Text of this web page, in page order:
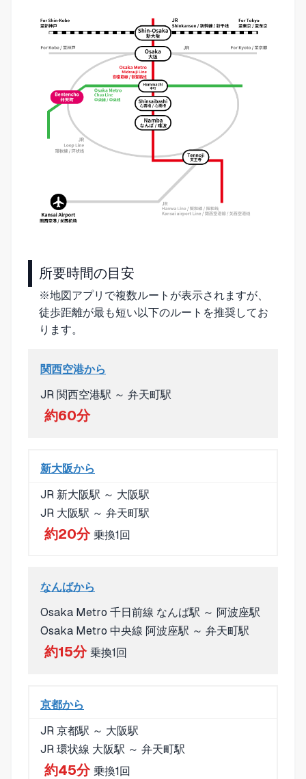
所要時間の目安
※地図アプリで複数ルートが表示されますが、
徒歩距離が最も短い以下のルートを推奨してお
ります。
関西空港から
JR 関西空港駅 ～ 弁天町駅
約60分
新大阪から
JR 新大阪駅 ～ 大阪駅
JR 大阪駅 ～ 弁天町駅
約20分 乗換1回
なんばから
Osaka Metro 千日前線 なんば駅 ～ 阿波座駅
Osaka Metro 中央線 阿波座駅 ～ 弁天町駅
約15分 乗換1回
京都から
JR 京都駅 ～ 大阪駅
JR 環状線 大阪駅 ～ 弁天町駅
約45分 乗換1回